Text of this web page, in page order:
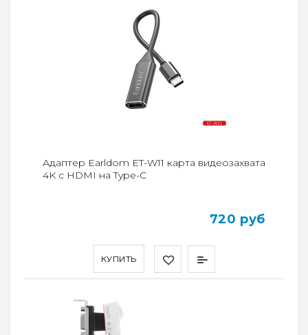
КУПИТЬ
Адаптер Earldom ET-W11 карта видеозахвата
4K с HDMI на Type-C
720 руб